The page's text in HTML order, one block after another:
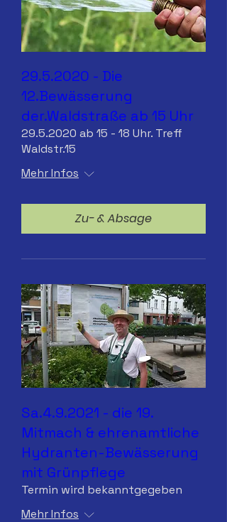
29.5.2020 - Die
12.Bewässerung
der.Waldstraße ab 15 Uhr
29.5.2020 ab 15 - 18 Uhr. Treff
Waldstr.15
Mehr Infos
Zu- & Absage
Sa.4.9.2021 - die 19.
Mitmach & ehrenamtliche
Hydranten-Bewässerung
mit Grünpflege
Termin wird bekanntgegeben
Mehr Infos